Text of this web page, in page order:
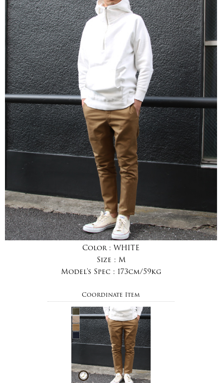
Color : WHITE
Size : M
Model's Spec : 173cm/59kg
Coordinate Item